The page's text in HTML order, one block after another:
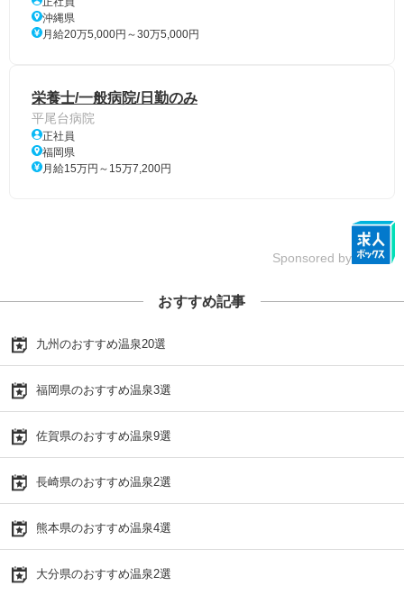
沖縄県
月給20万5,000円～30万5,000円
栄養士/一般病院/日勤のみ
平尾台病院
正社員
福岡県
月給15万円～15万7,200円
Sponsored by
おすすめ記事
九州のおすすめ温泉20選
福岡県のおすすめ温泉3選
佐賀県のおすすめ温泉9選
長崎県のおすすめ温泉2選
熊本県のおすすめ温泉4選
大分県のおすすめ温泉2選